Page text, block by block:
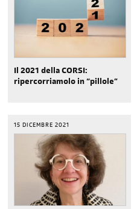
Il 2021 della CORSI:
ripercorriamolo in “pillole”
15 DICEMBRE 2021